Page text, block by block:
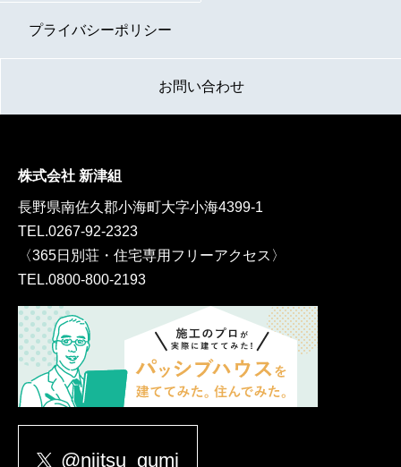
プライバシーポリシー
お問い合わせ
株式会社 新津組
長野県南佐久郡小海町大字小海4399-1
TEL.0267-92-2323
〈365日別荘・住宅専用フリーアクセス〉
TEL.0800-800-2193
@niitsu_gumi